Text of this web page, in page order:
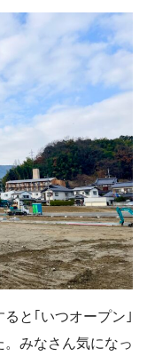
と｢いつオープン｣
みなさん気になっ